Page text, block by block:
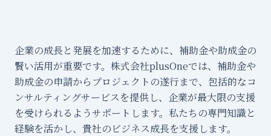
ン
サ
ル
企業の成長と発展を加速するために、補助金や助成金の
賢い活用が重要です。株式会社plusOneでは、補助金や
助成金の申請からプロジェクトの遂行まで、包括的なコ
ンサルティングサービスを提供し、企業が最大限の支援
を受けられるようサポートします。私たちの専門知識と
経験を活かし、貴社のビジネス成長を支援します。